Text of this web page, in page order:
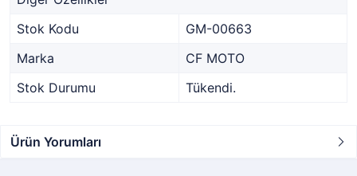
Stok Kodu
GM-00663
Marka
CF MOTO
Stok Durumu
Tükendi.
Ürün Yorumları